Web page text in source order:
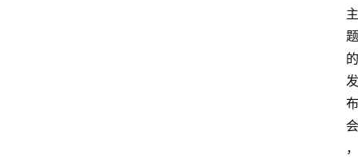
主
题
的
发
布
会
，